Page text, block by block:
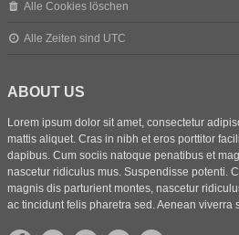
Alle Cookies löschen
Alle Zeiten sind UTC
ABOUT US
Lorem ipsum dolor sit amet, consectetur
mattis aliquet. Cras in nibh et eros porttitor
dapibus. Cum sociis natoque penatibus et
nascetur ridiculus mus. Suspendisse potenti.
magnis dis parturient montes, nascetur
ac tincidunt felis pharetra sed. Aenean viverra